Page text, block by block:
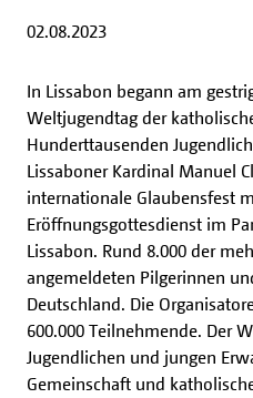
02.08.2023
In Lissabon begann am
Weltjugendtag der
Hunderttausenden
Lissaboner Kardinal Manuel
internationale Glaubensfest
Eröffnungsgottesdienst im
Lissabon. Rund 8.000 der
angemeldeten Pilgerinnen
Deutschland. Die
600.000 Teilnehmende. Der
Jugendlichen und jungen
Gemeinschaft und